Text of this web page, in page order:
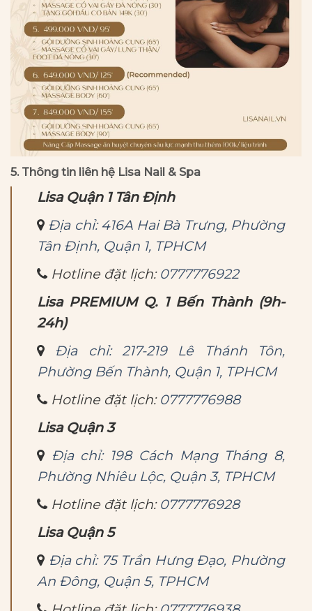
5. Thông tin liên hệ Lisa Nail & Spa
Lisa Quận 1 Tân Định
Địa chỉ: 416A Hai Bà Trưng, Phường
Tân Định, Quận 1, TPHCM
Hotline đặt lịch: 0777776922
Lisa PREMIUM Q. 1 Bến Thành (9h-
24h)
Địa chỉ: 217-219 Lê Thánh Tôn,
Phường Bến Thành, Quận 1, TPHCM
Hotline đặt lịch: 0777776988
Lisa Quận 3
Địa chỉ: 198 Cách Mạng Tháng 8,
Phường Nhiêu Lộc, Quận 3, TPHCM
Hotline đặt lịch: 0777776928
Lisa Quận 5
Địa chỉ: 75 Trần Hưng Đạo, Phường
An Đông, Quận 5, TPHCM